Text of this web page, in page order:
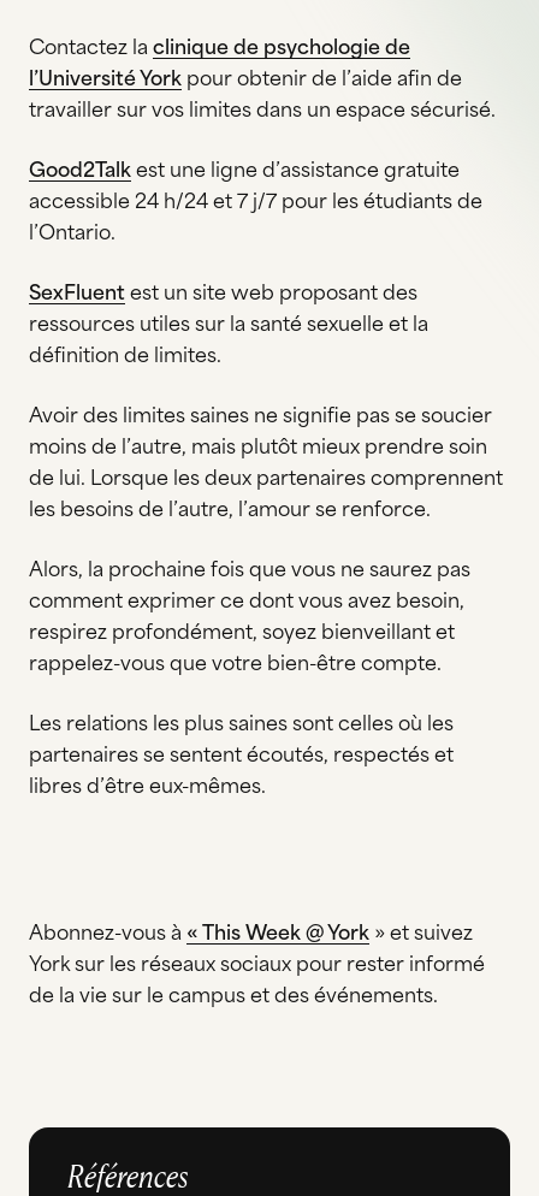
Contactez la clinique de psychologie de
l’Université York pour obtenir de l’aide afin de
travailler sur vos limites dans un espace sécurisé.
Good2Talk est une ligne d’assistance gratuite
accessible 24 h/24 et 7 j/7 pour les étudiants de
l’Ontario.
SexFluent est un site web proposant des
ressources utiles sur la santé sexuelle et la
définition de limites.
Avoir des limites saines ne signifie pas se soucier
moins de l’autre, mais plutôt mieux prendre soin
de lui. Lorsque les deux partenaires comprennent
les besoins de l’autre, l’amour se renforce.
Alors, la prochaine fois que vous ne saurez pas
comment exprimer ce dont vous avez besoin,
respirez profondément, soyez bienveillant et
rappelez-vous que votre bien-être compte.
Les relations les plus saines sont celles où les
partenaires se sentent écoutés, respectés et
libres d’être eux-mêmes.
Abonnez-vous à « This Week @ York » et suivez
York sur les réseaux sociaux pour rester informé
de la vie sur le campus et des événements.
Références